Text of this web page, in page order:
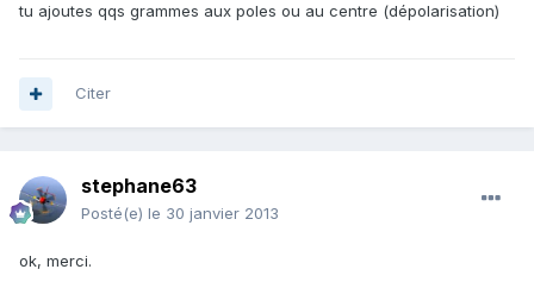
tu ajoutes qqs grammes aux poles ou au centre (dépolarisation)
Citer
stephane63
Posté(e) le 30 janvier 2013
ok, merci.